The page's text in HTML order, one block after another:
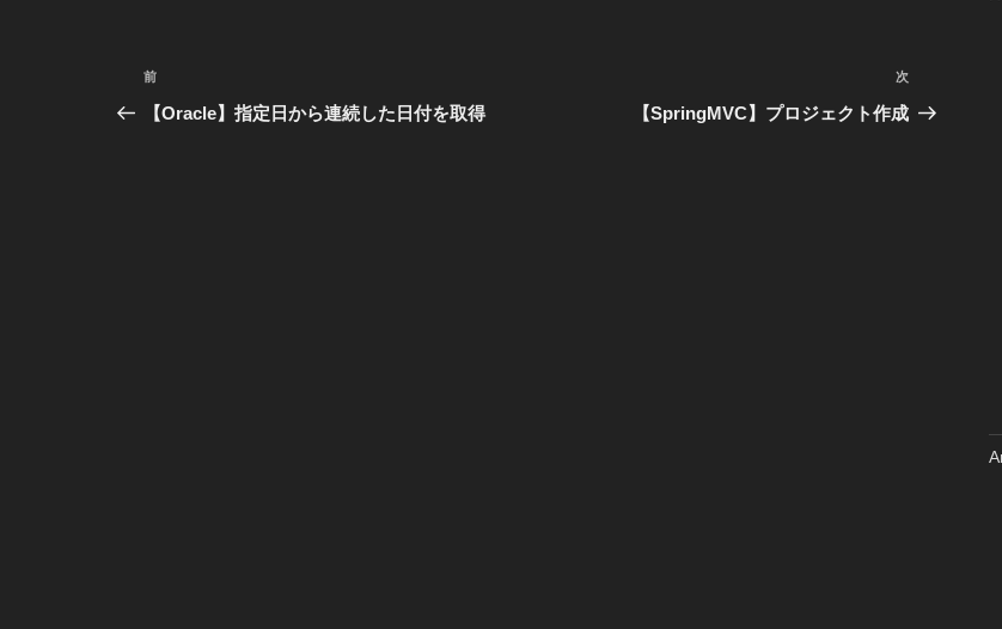
投
稿
前
の
前
【Oracle】指定日から連続した日付を取得
次
の
次
【SpringMVC】プロジェクト作成